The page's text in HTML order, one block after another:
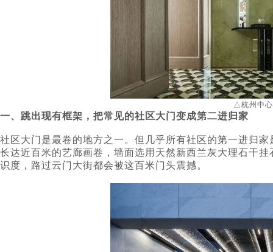
△杭州中
一、跳出现有框架，把常见的社区大门变成第二进归家
社区大门是最卷的地方之一。但几乎所有社区的第一进归家
长达近百米的艺廊画卷，墙面选用天然新西兰灰大理石干
识度，路过云门大街都会被这百米门头震撼。